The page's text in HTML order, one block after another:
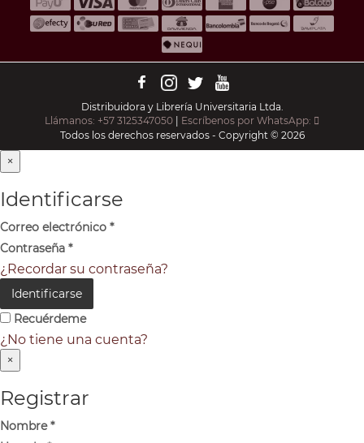
Distribuidora y Librería Universitaria Ltda.
Llámanos: +57 3125347050 | Escríbenos por WhatsApp:
Todos los derechos reservados - Copyright © 2026
×
Identificarse
Correo electrónico *
Contraseña *
¿Recordar su contraseña?
Identificarse
Recuérdeme
¿No tiene una cuenta?
×
Registrar
Nombre*